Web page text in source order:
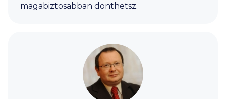
magabiztosabban dönthetsz.